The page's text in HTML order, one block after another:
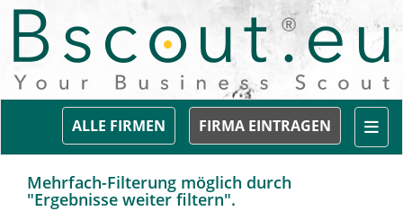
FIRMA EINTRAGEN
ALLE FIRMEN
Mehrfach-Filterung möglich durch
"Ergebnisse weiter filtern".